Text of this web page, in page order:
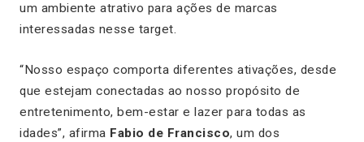
um ambiente atrativo para ações de marcas
interessadas nesse target.
“Nosso espaço comporta diferentes ativações, desde
que estejam conectadas ao nosso propósito de
entretenimento, bem-estar e lazer para todas as
idades”, afirma Fabio de Francisco, um dos